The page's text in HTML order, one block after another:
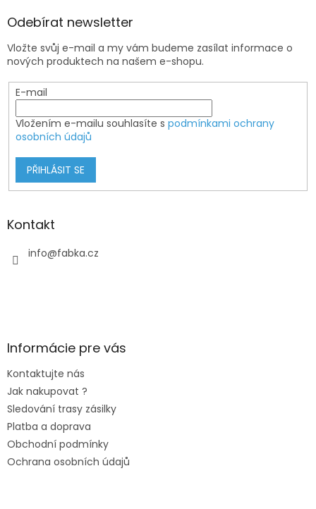
aOdebírat newsletter
Vložte svůj e-mail a my vám budeme zasílat informace o
nových produktech na našem e-shopu.
E-mail
Vložením e-mailu souhlasíte s podmínkami ochrany
osobních údajů
PŘIHLÁSIT SE
Kontakt
info@fabka.cz
Informácie pre vás
Kontaktujte nás
Jak nakupovat ?
Sledování trasy zásilky
Platba a doprava
Obchodní podmínky
Ochrana osobních údajů